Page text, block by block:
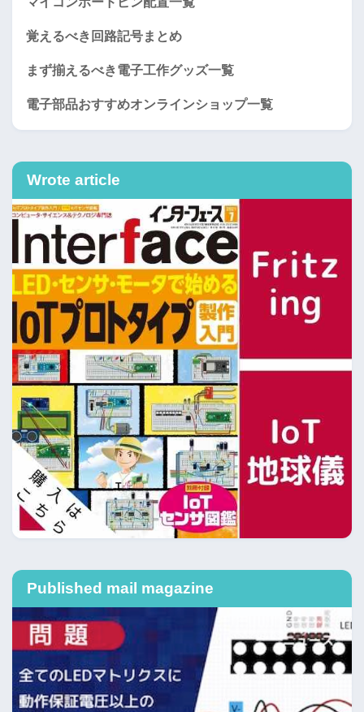
覚えるべき回路記号まとめ
まず揃えるべき電子工作グッズ一覧
電子部品おすすめオンラインショップ一覧
Wrote article
Published mail magazine